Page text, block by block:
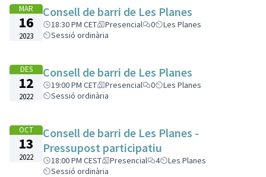
MAR
16
2023
Consell de barri de Les Planes
18:30 PM CET Presencial 0
Les Planes
Sessió ordinària
DES
12
2022
Consell de barri de Les Planes
19:00 PM CET Presencial 0
Les Planes
Sessió ordinària
OCT
13
2022
Consell de barri de Les Planes -
Pressupost participatiu
18:00 PM CEST Presencial 4
Les Planes
Sessió ordinària